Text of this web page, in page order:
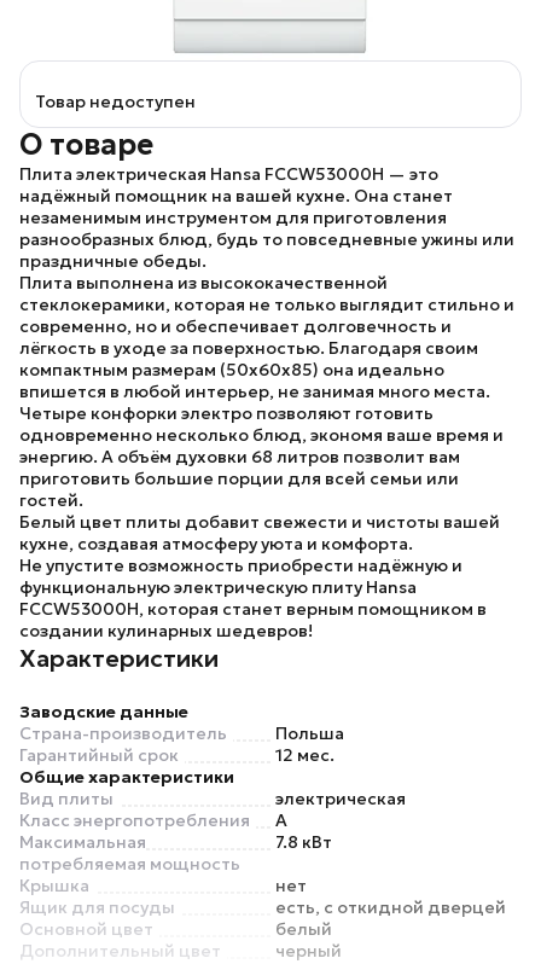
Товар недоступен
О товаре
Плита электрическая Hansa FCCW53000H — это
надёжный помощник на вашей кухне. Она станет
незаменимым инструментом для приготовления
разнообразных блюд, будь то повседневные ужины или
праздничные обеды.
Плита выполнена из высококачественной
стеклокерамики, которая не только выглядит стильно и
современно, но и обеспечивает долговечность и
лёгкость в уходе за поверхностью. Благодаря своим
компактным размерам (50x60x85) она идеально
впишется в любой интерьер, не занимая много места.
Четыре конфорки электро позволяют готовить
одновременно несколько блюд, экономя ваше время и
энергию. А объём духовки 68 литров позволит вам
приготовить большие порции для всей семьи или
гостей.
Белый цвет плиты добавит свежести и чистоты вашей
кухне, создавая атмосферу уюта и комфорта.
Не упустите возможность приобрести надёжную и
функциональную электрическую плитуHansa
FCCW53000H, которая станет верным помощником в
создании кулинарных шедевров!
Характеристики
Заводские данные
Страна-производитель
Польша
Гарантийный срок
12 мес.
Общие характеристики
Вид плиты
электрическая
Класс энергопотребления
A
Максимальная
потребляемая мощность
7.8 кВт
Крышка
нет
Ящик для посуды
есть, с откидной дверцей
Основной цвет
белый
Дополнительный цвет
черный